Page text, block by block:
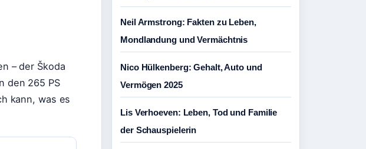
– der Škoda
den 265 PS
kann, was es
Neil Armstrong: Fakten zu Leben,
Mondlandung und Vermächtnis
Nico Hülkenberg: Gehalt, Auto und
Vermögen 2025
Lis Verhoeven: Leben, Tod und Familie
der Schauspielerin